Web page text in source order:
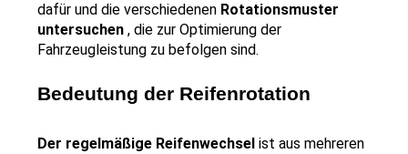
dafür und die verschiedenen Rotationsmuster
untersuchen , die zur Optimierung der
Fahrzeugleistung zu befolgen sind.
Bedeutung der Reifenrotation
Der regelmäßige Reifenwechsel ist aus mehreren